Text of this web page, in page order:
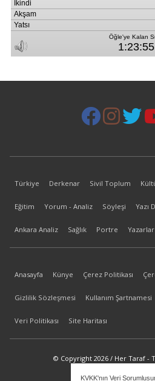
KVKK'nın Veri
Türkiye Derkenar Sivil Toplum
Eğitim Yorum - Analiz Söyleşi Yazı
Ankara Analiz Sağlık Portre Yazarlar
Anasayfa Künye Çerez Politikası
Gizlilik Sözleşmesi Kullanım Şartnamesi
Veri Politikası Site Haritası
© Copyright 2026 / Her Taraf -